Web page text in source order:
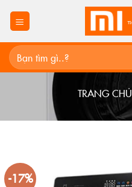
Tìm
kiếm:
TRANG CHỦ
-17%